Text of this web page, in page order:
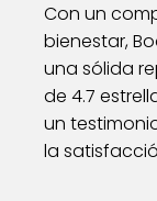
Con un
bienestar,
una sólida
de 4.7
un
la